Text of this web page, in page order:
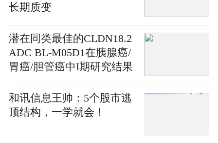
长期质变
潜在同类最佳的CLDN18.2
ADC BL-M05D1在胰腺癌/
胃癌/胆管癌中I期研究结果
和讯信息王帅：5个股市逃
顶结构，一学就会！